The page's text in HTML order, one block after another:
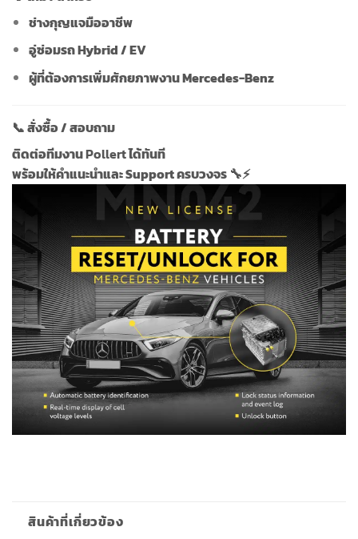
ช่างกุญแจมืออาชีพ
อู่ซ่อมรถ Hybrid / EV
ผู้ที่ต้องการเพิ่มศักยภาพงาน Mercedes-Benz
📞 สั่งซื้อ / สอบถาม
ติดต่อทีมงานPollertได้ทันที
พร้อมให้คำแนะนำและ Support ครบวงจร 🔧⚡
สินค้าที่เกี่ยวข้อง